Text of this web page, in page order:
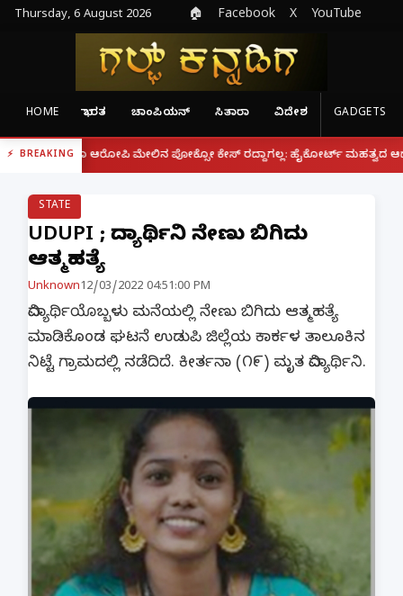
Thursday, 6 August 2026 🏠 Facebook X YouTube
HOME ಭಾರತ ಚಾಂಪಿಯನ್ ಸಿತಾರಾ ವಿದೇಶ GADGETS
BREAKING
ಆರೋಪಿ ಮೇಲಿನ ಪೋಕ್ಸೋ ಕೇಸ್ ರದ್ದಾಗಲ್ಲ: ಹೈಕೋರ್ಟ್ ಮಹತ್ವದ ಆದೇಶ |
STATE
UDUPI ; ವಿದ್ಯಾರ್ಥಿನಿ ನೇಣು ಬಿಗಿದು
ಆತ್ಮಹತ್ಯೆ
Unknown12/03/2022 04:51:00 PM
ವಿದ್ಯಾರ್ಥಿಯೊಬ್ಬಳು ಮನೆಯಲ್ಲಿ ನೇಣು ಬಿಗಿದು ಆತ್ಮಹತ್ಯೆ
ಮಾಡಿಕೊಂಡ ಘಟನೆ ಉಡುಪಿ ಜಿಲ್ಲೆಯ ಕಾರ್ಕಳ ತಾಲೂಕಿನ
ನಿಟ್ಟೆ ಗ್ರಾಮದಲ್ಲಿ ನಡೆದಿದೆ. ಕೀರ್ತನಾ (೧೯) ಮೃತ ವಿದ್ಯಾರ್ಥಿನಿ.